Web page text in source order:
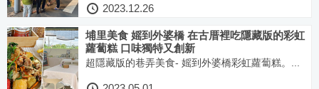
2023.12.26
埔里美食 媱到外婆橋 在古厝裡吃隱藏版的彩虹
蘿蔔糕 口味獨特又創新
超隱藏版的巷弄美食- 媱到外婆橋彩虹蘿蔔糕。...